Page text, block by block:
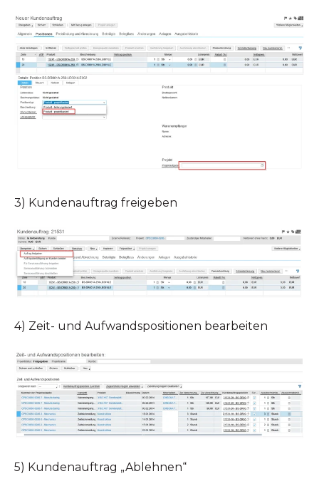
3) Kundenauftrag freigeben
4) Zeit- und Aufwandspositionen bearbeiten
5) Kundenauftrag „Ablehnen“